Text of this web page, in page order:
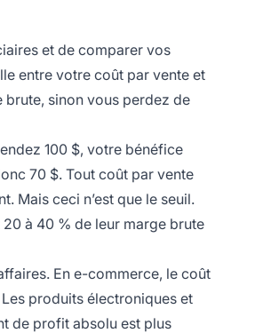
et de comparer vos
entre votre coût par vente et
sinon vous perdez de
100 $, votre bénéfice
70 $. Tout coût par vente
Mais ceci n’est que le seuil.
à 40 % de leur marge brute
En e-commerce, le coût
produits électroniques et
de profit absolu est plus